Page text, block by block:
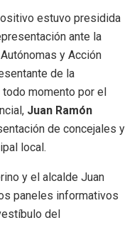
estuvo presidida
ante la
y Acción
de la
momento por el
Juan Ramón
de concejales y
local.
y el alcalde Juan
paneles informativos
del